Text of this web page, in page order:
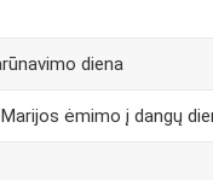
diena
ėmimo į dangų